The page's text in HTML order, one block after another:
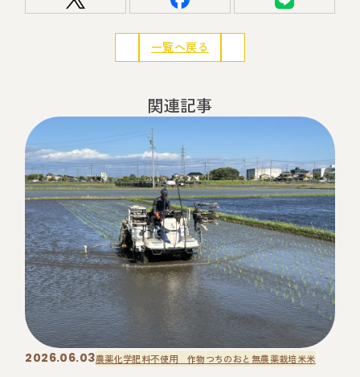
一覧へ戻る
関連記事
2026.06.03農薬化学肥料不使用 作物つちのおと 無農薬栽培米米